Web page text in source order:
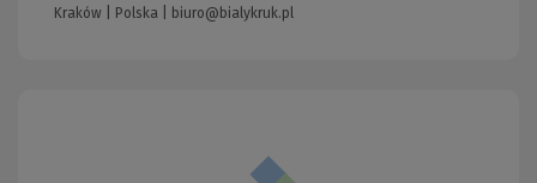
Kraków | Polska | biuro@bialykruk.pl